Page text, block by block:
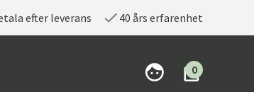
efter leverans 40 års erfarenhet
0